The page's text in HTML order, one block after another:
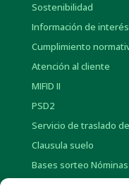
Sostenibilidad
Información de
Cumplimiento
Atención al cliente
MIFID II
PSD2
Servicio de traslado
Clausula suelo
Bases sorteo